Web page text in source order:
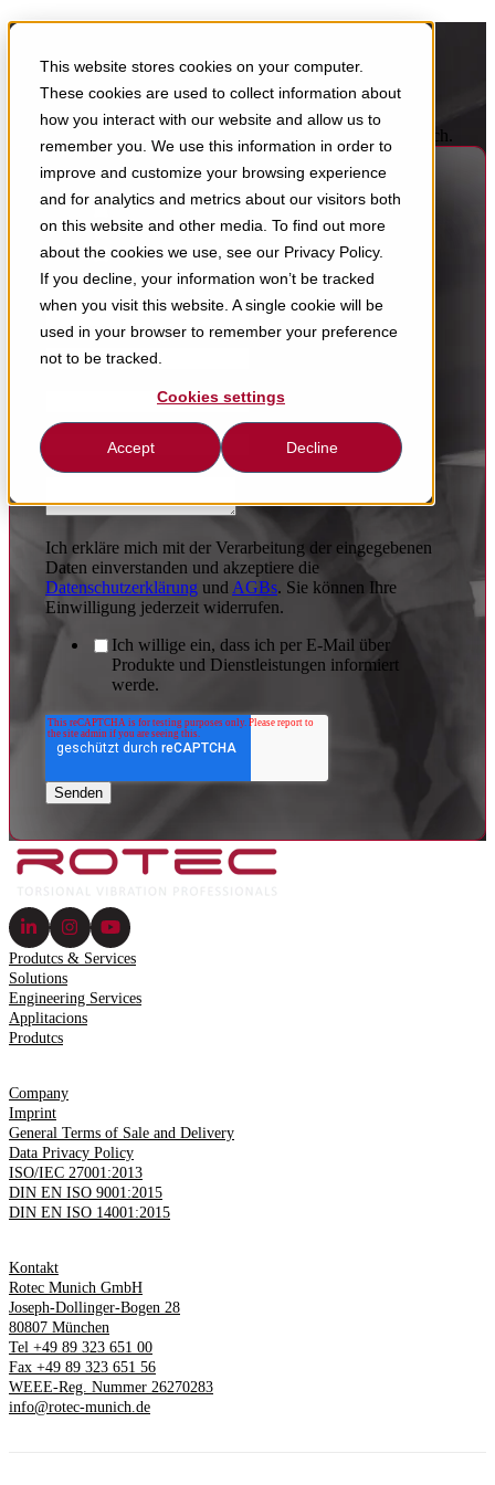
This website stores cookies on your computer.
These cookies are used to collect information about
how you interact with our website and allow us to
remember you. We use this information in order to
improve and customize your browsing experience
and for analytics and metrics about our visitors both
on this website and other media. To find out more
about the cookies we use, see our Privacy Policy.
If you decline, your information won’t be tracked
when you visit this website. A single cookie will be
used in your browser to remember your preference
not to be tracked.
Cookies settings
Accept Decline
Schreiben Sie uns.
Wir freuen uns auf Ihre Nachricht.
Schnelle Hilfe, klare Antworten – das Team von Rotec Munich.
Info
Demo
Angebot
Vorname
Firma*
Telefon
Nachricht
Ich erkläre mich mit der Verarbeitung der eingegebenen
Daten einverstanden und akzeptiere die
Datenschutzerklärung und AGBs. Sie können Ihre
Einwilligung jederzeit widerrufen.
Ich willige ein, dass ich per E-Mail über
Produkte und Dienstleistungen informiert
werde.
Produtcs & Services
Solutions
Engineering Services
Applitacions
Produtcs
Company
Imprint
General Terms of Sale and Delivery
Data Privacy Policy
ISO/IEC 27001:2013
DIN EN ISO 9001:2015
DIN EN ISO 14001:2015
Kontakt
Rotec Munich GmbH
Joseph-Dollinger-Bogen 28
80807 München
Tel +49 89 323 651 00
Fax +49 89 323 651 56
WEEE-Reg. Nummer 26270283
info@rotec-munich.de